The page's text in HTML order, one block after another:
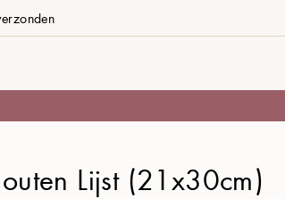
Lijst (21x30cm)